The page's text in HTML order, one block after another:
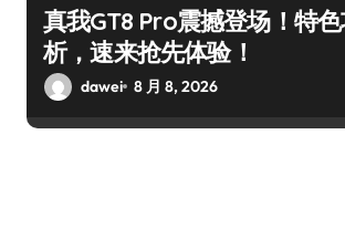
真我GT8 Pro震撼登场！特
析，速来抢先体验！
dawei 8 月 8, 2026